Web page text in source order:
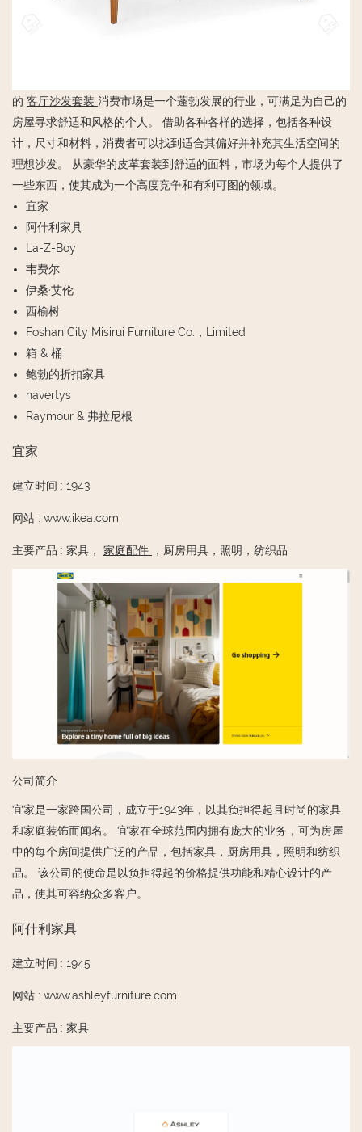
的 客厅沙发套装 消费市场是一个蓬勃发展的行业，可满足为自己的
房屋寻求舒适和风格的个人。 借助各种各样的选择，包括各种设
计，尺寸和材料，消费者可以找到适合其偏好并补充其生活空间的
理想沙发。 从豪华的皮革套装到舒适的面料，市场为每个人提供了
一些东西，使其成为一个高度竞争和有利可图的领域。
宜家
阿什利家具
La-Z-Boy
韦费尔
伊桑·艾伦
西榆树
Foshan City Misirui Furniture Co.，Limited
箱 & 桶
鲍勃的折扣家具
havertys
Raymour & 弗拉尼根
宜家
建立时间 : 1943
网站 : www.ikea.com
主要产品 : 家具， 家庭配件 ，厨房用具，照明，纺织品
公司简介
宜家是一家跨国公司，成立于1943年，以其负担得起且时尚的家具
和家庭装饰而闻名。 宜家在全球范围内拥有庞大的业务，可为房屋
中的每个房间提供广泛的产品，包括家具，厨房用具，照明和纺织
品。 该公司的使命是以负担得起的价格提供功能和精心设计的产
品，使其可容纳众多客户。
阿什利家具
建立时间 : 1945
网站 : www.ashleyfurniture.com
主要产品 : 家具